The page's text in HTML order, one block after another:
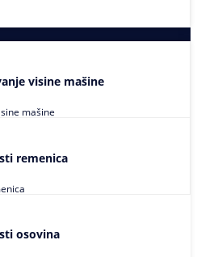
visine mašine
mašine
remenica
osovina